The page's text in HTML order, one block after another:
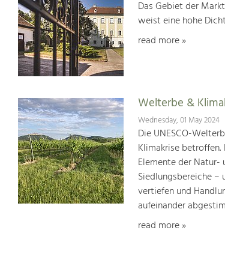
Das Gebiet der
weist eine hohe
read more »
Welterbe &
Wednesday, 01 May 2024
Die UNESCO-
Klimakrise
Elemente der
Siedlungsbereiche –
vertiefen und
aufeinander
read more »